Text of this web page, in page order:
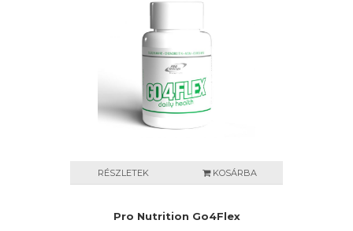
RÉSZLETEK KOSÁRBA
Pro Nutrition Go4Flex